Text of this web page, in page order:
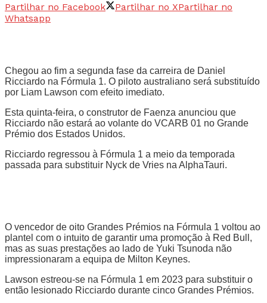
Partilhar no Facebook Partilhar no XPartilhar no
Whatsapp
Chegou ao fim a segunda fase da carreira de Daniel
Ricciardo na Fórmula 1. O piloto australiano será substituído
por Liam Lawson com efeito imediato.
Esta quinta-feira, o construtor de Faenza anunciou que
Ricciardo não estará ao volante do VCARB 01 no Grande
Prémio dos Estados Unidos.
Ricciardo regressou à Fórmula 1 a meio da temporada
passada para substituir Nyck de Vries na AlphaTauri.
O vencedor de oito Grandes Prémios na Fórmula 1 voltou ao
plantel com o intuito de garantir uma promoção à Red Bull,
mas as suas prestações ao lado de Yuki Tsunoda não
impressionaram a equipa de Milton Keynes.
Lawson estreou-se na Fórmula 1 em 2023 para substituir o
então lesionado Ricciardo durante cinco Grandes Prémios.